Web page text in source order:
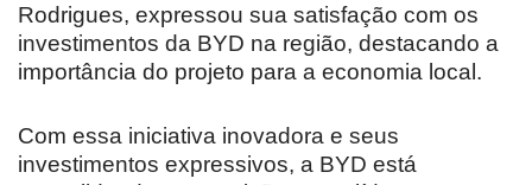
Rodrigues, expressou sua satisfação com os
investimentos da BYD na região, destacando a
importância do projeto para a economia local.
Com essa iniciativa inovadora e seus
investimentos expressivos, a BYD está